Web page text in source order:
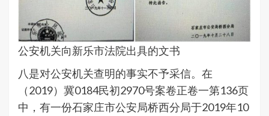
公安机关向新乐市法院出具的文书
八是对公安机关查明的事实不予采信。在
（2019）冀0184民初2970号案卷正卷一第136页
中，有一份石家庄市公安局桥西分局于2019年10